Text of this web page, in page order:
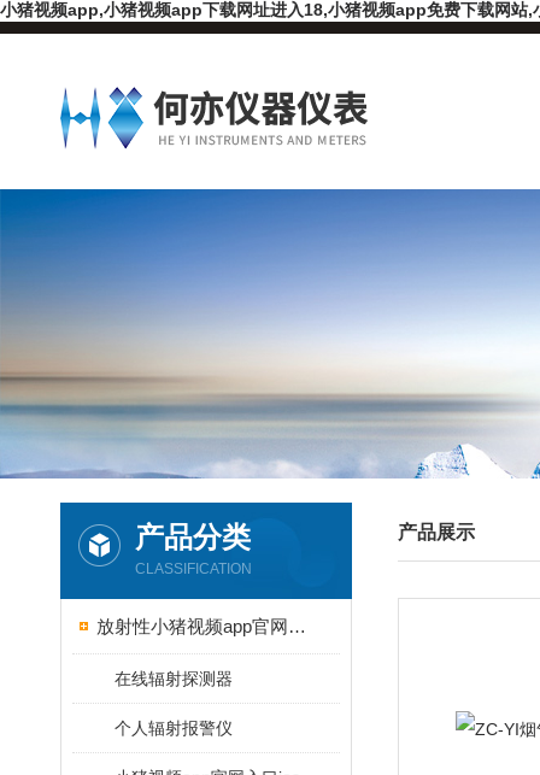
小猪视频app,小猪视频app下载网址进入18,小猪视频app免费下载网站
产品分类
CLASSIFICATION
放射性小猪视频app官网入口ios
在线辐射探测器
个人辐射报警仪
产品展示